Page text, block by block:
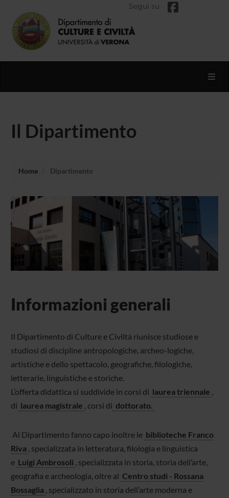
Segui su
Il Dipartimento
Home Dipartimento
Informazioni generali
Il Dipartimento di Culture e Civiltà riunisce studiose e
studiosi di discipline antropologiche, archeo-logiche,
artistiche e dello spettacolo, geografiche, filologiche,
letterarie, linguistiche e storiche.
L’offerta didattica si suddivide in corsi di laurea triennale ,
di laurea magistrale , corsi di dottorato.
Al Dipartimento fanno capo inoltre le biblioteche Franco
Riva , specializzata in letteratura, filologia e linguistica
e Luigi Ambrosoli , specializzata in storia, storia dell’arte,
geografia e archeologia, oltre al Centro studi - Rossana
Bossaglia , specializzato in storia dell’arte moderna e